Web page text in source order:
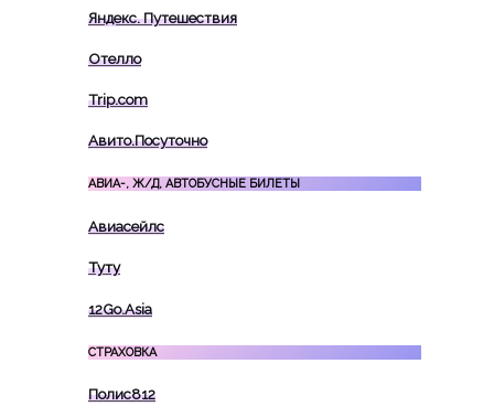
Яндекс. Путешествия
Отелло
Trip.com
Авито.Посуточно
АВИА-, Ж/Д, АВТОБУСНЫЕ БИЛЕТЫ
Авиасейлс
Туту
12Go.Asia
СТРАХОВКА
Полис812